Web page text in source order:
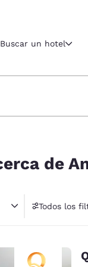
Región y
América
América
English
Buscar un hotel
de
Todos los
1